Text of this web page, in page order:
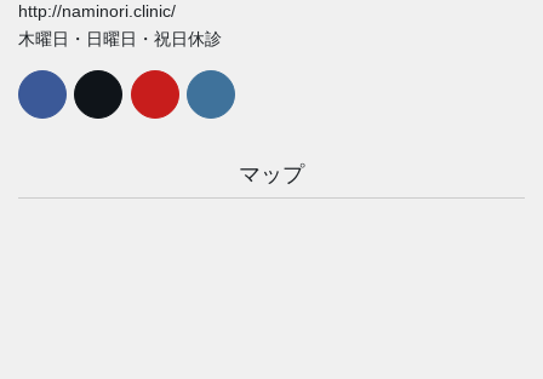
http://naminori.clinic/
木曜日・日曜日・祝日休診
マップ